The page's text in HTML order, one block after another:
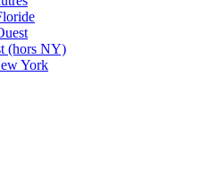
(hors NY)
York